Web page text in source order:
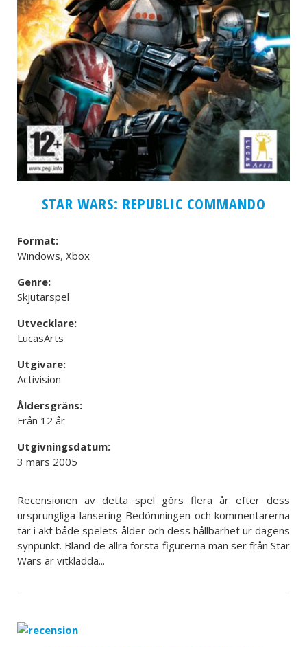
STAR WARS: REPUBLIC COMMANDO
Format:
Windows, Xbox
Genre:
Skjutarspel
Utvecklare:
LucasArts
Utgivare:
Activision
Åldersgräns:
Från 12 år
Utgivningsdatum:
3 mars 2005
Recensionen av detta spel görs flera år efter dess
ursprungliga lansering Bedömningen och kommentarerna
tar i akt både spelets ålder och dess hållbarhet ur dagens
synpunkt. Bland de allra första figurerna man ser från Star
Wars är vitklädda...